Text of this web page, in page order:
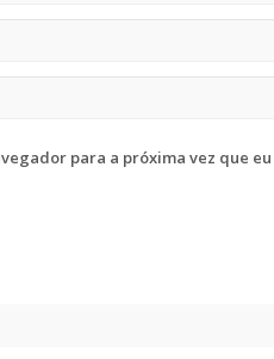
para a próxima vez que